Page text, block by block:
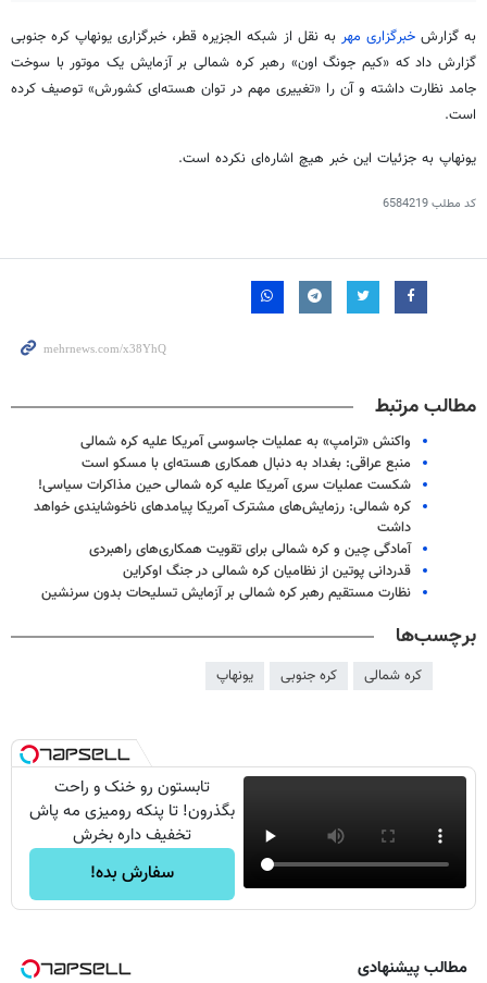
به گزارشخبرگزاری مهر به نقل از شبکه الجزیره قطر، خبرگزاری یونهاپکره جنوبی
گزارش داد که «کیم جونگ اون» رهبر کره شمالی بر آزمایش یک موتور با سوخت
جامد نظارت داشته و آن را «تغییری مهم در توان هسته‌ای کشورش» توصیف کرده
است.
یونهاپ به جزئیات این خبر هیچ اشاره‌ای نکرده است.
کد مطلب6584219
مطالب مرتبط
واکنش «ترامپ» به عملیات جاسوسی آمریکا علیه کره شمالی
منبع عراقی: بغداد به دنبال همکاری هسته‌ای با مسکو است
شکست عملیات سری آمریکا علیه کره شمالی حین مذاکرات سیاسی!
کره شمالی: رزمایش‌های مشترک آمریکا پیامدهای ناخوشایندی خواهد
داشت
آمادگی چین و کره شمالی برای تقویت همکاری‌های راهبردی
قدردانی پوتین از نظامیان کره شمالی در جنگ اوکراین
نظارت مستقیم رهبر کره شمالی بر آزمایش‌ تسلیحات بدون سرنشین
برچسب‌ها
کره شمالی کره جنوبی یونهاپ
تابستون رو خنک و راحت
بگذرون! تا پنکه رومیزی مه پاش
تخفیف داره بخرش
سفارش بده!
مطالب پیشنهادی